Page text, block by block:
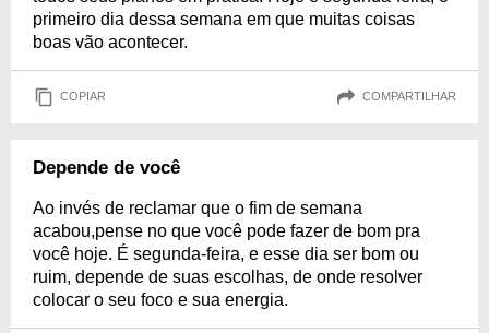
primeiro dia dessa semana em que muitas coisas
boas vão acontecer.
COPIAR COMPARTILHAR
Depende de você
Ao invés de reclamar que o fim de semana
acabou,pense no que você pode fazer de bom pra
você hoje. É segunda-feira, e esse dia ser bom ou
ruim, depende de suas escolhas, de onde resolver
colocar o seu foco e sua energia.